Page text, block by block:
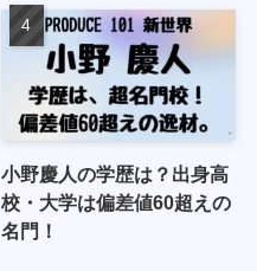
小野慶人の学歴は？出身高
校・大学は偏差値60超えの
名門！